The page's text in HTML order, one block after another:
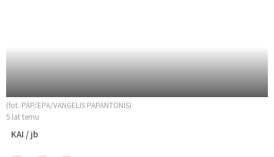
(fot. PAP/EPA/VANGELIS PAPANTONIS)
5 lat temu
KAI / jb